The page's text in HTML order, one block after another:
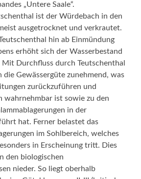
„Untere Saale“.
ist der Würdebach in den
ausgetrocknet und verkrautet.
hin ab Einmündung
erhöht sich der Wasserbestand
Mit Durchfluss durch Teutschenthal
Gewässergüte zunehmend, was
zurückzuführen und
wahrnehmbar ist sowie zu den
in der
hat. Ferner belastet das
im Sohlbereich, welches
in Erscheinung tritt. Dies
den biologischen
nieder. So liegt oberhalb